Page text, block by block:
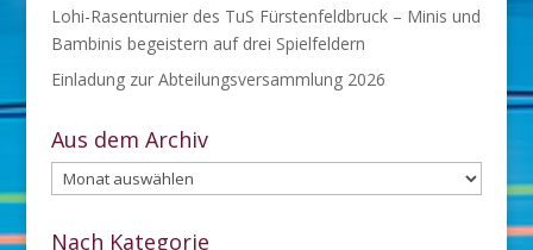
Lohi-Rasenturnier des TuS Fürstenfeldbruck – Minis und
Bambinis begeistern auf drei Spielfeldern
Einladung zur Abteilungsversammlung 2026
Aus dem Archiv
Aus
dem
Archiv
Nach Kategorie